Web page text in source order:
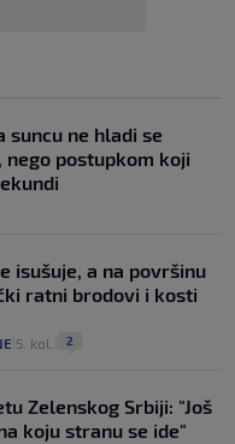
suncu ne hladi se
postupkom koji
isušuje, a na površinu
ratni brodovi i kosti
5. kol. 2
Zelenskog Srbiji: "Još
koju stranu se ide"